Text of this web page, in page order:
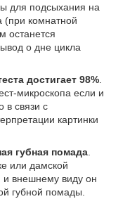
для подсыхания на
(при комнатной
останется
о дне цикла
достигает 98%.
микроскопа если и
в связи с
картинки
губная помада.
или дамской
и внешнему виду он
губной помады.